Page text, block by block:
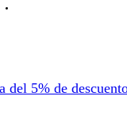
del 5% de